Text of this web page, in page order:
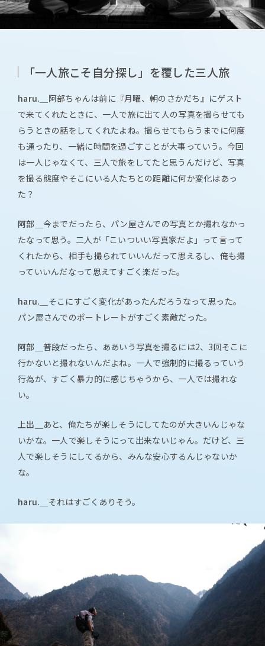
「一人旅こそ自分探し」を覆した三人旅
haru.＿ 阿部ちゃんは前に『月曜、朝のさかだち』にゲスト
で来てくれたときに、一人で旅に出て人の写真を撮らせても
らうときの話をしてくれたよね。撮らせてもらうまでに何度
も通ったり、一緒に時間を過ごすことが大事っていう。今回
は一人じゃなくて、三人で旅をしてたと思うんだけど、写真
を撮る態度やそこにいる人たちとの距離に何か変化はあっ
た？
阿部＿ 今までだったら、パン屋さんでの写真とか撮れなかっ
たなって思う。二人が「こいついい写真家だよ」って言って
くれたから、相手も撮られていいんだって思えるし、俺も撮
っていいんだなって思えてすごく楽だった。
haru.＿ そこにすごく変化があったんだろうなって思った。
パン屋さんでのポートレートがすごく素敵だった。
阿部＿ 普段だったら、ああいう写真を撮るには2、3回そこに
行かないと撮れないんだよね。一人で強制的に撮るっていう
行為が、すごく暴力的に感じちゃうから、一人では撮れな
い。
上出＿
あと、俺たちが楽しそうにしてたのが大きいんじゃな
いかな。一人で楽しそうにって出来ないじゃん。だけど、三
人で楽しそうにしてるから、みんな安心するんじゃないか
な。
haru.＿ それはすごくありそう。